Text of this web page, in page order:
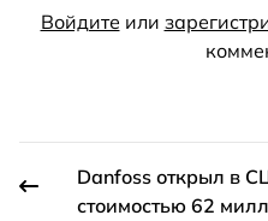
Войдите или
Danfoss открыл в
стоимостью 62